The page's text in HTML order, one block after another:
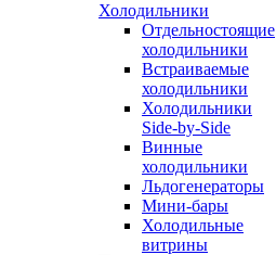
Холодильники
Отдельностоящие
холодильники
Встраиваемые
холодильники
Холодильники
Side-by-Side
Винные
холодильники
Льдогенераторы
Мини-бары
Холодильные
витрины